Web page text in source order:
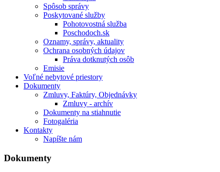
Spôsob správy
Poskytované služby
Pohotovostná služba
Poschodoch.sk
Oznamy, správy, aktuality
Ochrana osobných údajov
Práva dotknutých osôb
Emisie
Voľné nebytové priestory
Dokumenty
Zmluvy, Faktúry, Objednávky
Zmluvy - archív
Dokumenty na stiahnutie
Fotogaléria
Kontakty
Napíšte nám
Dokumenty